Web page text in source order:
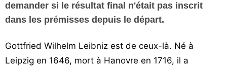
demander si le résultat final n'était pas inscrit
dans les prémisses depuis le départ.
Gottfried Wilhelm Leibniz est de ceux-là. Né à
Leipzig en 1646, mort à Hanovre en 1716, il a